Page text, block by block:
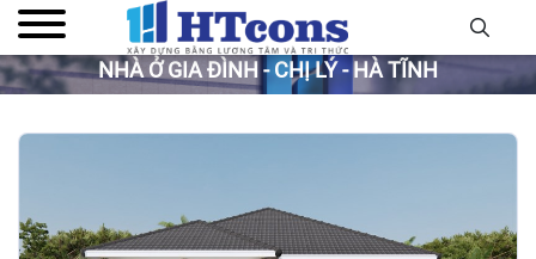
NHÀ Ở GIA ĐÌNH - CHỊ LÝ - HÀ TĨNH